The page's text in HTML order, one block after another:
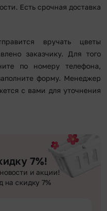
Есть срочная доставка
вручать цветы
заказчику. Для того
по номеру телефона,
форму. Менеджер
с вами для уточнения
7%!
и акции!
на скидку 7%